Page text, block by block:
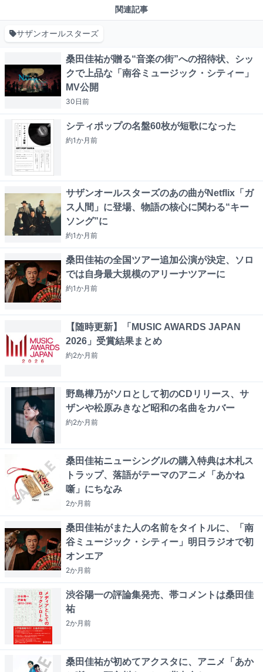
関連記事
サザンオールスターズ
桑田佳祐が贈る“音楽の街”への招待状、シッ
クで上品な「南谷ミュージック・シティー」
MV公開
30日前
シティポップの名盤60枚が短歌になった
約1か月前
サザンオールスターズのあの曲がNetflix「ガ
ス人間」に登場、物語の核心に関わる“キー
ソング”に
約1か月前
桑田佳祐の全国ツアー追加公演が決定、ソロ
では自身最大規模のアリーナツアーに
約1か月前
【随時更新】「MUSIC AWARDS JAPAN
2026」受賞結果まとめ
約2か月前
野島樺乃がソロとして初のCDリリース、サ
ザンや松原みきなど昭和の名曲をカバー
約2か月前
桑田佳祐ニューシングルの購入特典は木札ス
トラップ、落語がテーマのアニメ「あかね
噺」にちなみ
2か月前
桑田佳祐がまた人の名前をタイトルに、「南
谷ミュージック・シティー」明日ラジオで初
オンエア
2か月前
渋谷陽一の評論集発売、帯コメントは桑田佳
祐
2か月前
桑田佳祐が初めてアクスタに、アニメ「あか